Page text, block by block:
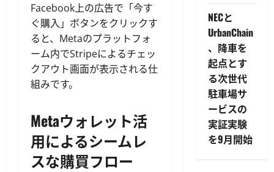
Facebook上の広告で「今す
ぐ購入」ボタンをクリックす
ると、Metaのプラットフォ
ーム内でStripeによるチェッ
クアウト画面が表示される仕
組みです。
Metaウォレット活
用によるシームレ
スな購買フロー
NECと
UrbanChain
、降車を
起点とす
る次世代
駐車場サ
ービスの
実証実験
を9月開始